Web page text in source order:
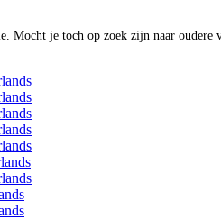
Mocht je toch op zoek zijn naar oudere